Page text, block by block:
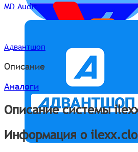
MD Audit
Адвантшоп
Описание
Аналоги
Описание системы
Информация о